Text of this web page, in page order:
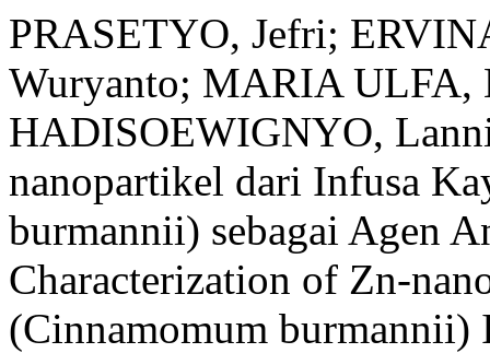
PRASETYO, Jefri;
Wuryanto; MARIA ULFA,
HADISOEWIGNYO,
nanopartikel dari Infusa
burmannii) sebagai Agen
Characterization of Zn-
(Cinnamomum burmannii)